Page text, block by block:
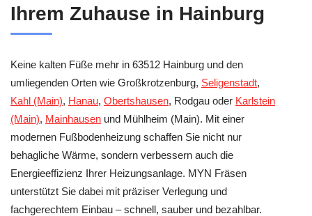
Ihrem Zuhause in Hainburg
Keine kalten Füße mehr in 63512 Hainburg und den
umliegenden Orten wie Großkrotzenburg, Seligenstadt,
Kahl (Main), Hanau, Obertshausen, Rodgau oder Karlstein
(Main), Mainhausen und Mühlheim (Main). Mit einer
modernen Fußbodenheizung schaffen Sie nicht nur
behagliche Wärme, sondern verbessern auch die
Energieeffizienz Ihrer Heizungsanlage. MYN Fräsen
unterstützt Sie dabei mit präziser Verlegung und
fachgerechtem Einbau – schnell, sauber und bezahlbar.